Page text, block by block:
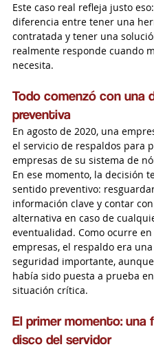
Este caso real refleja justo
diferencia entre tener una
contratada y tener una
realmente responde cuando
necesita.
Todo comenzó con una
preventiva
En agosto de 2020, una
el servicio de respaldos para
empresas de su sistema de
En ese momento, la decisión
sentido preventivo:
información clave y contar
alternativa en caso de
eventualidad. Como ocurre
empresas, el respaldo era
seguridad importante,
había sido puesta a prueba
situación crítica.
El primer momento: una
disco del servidor